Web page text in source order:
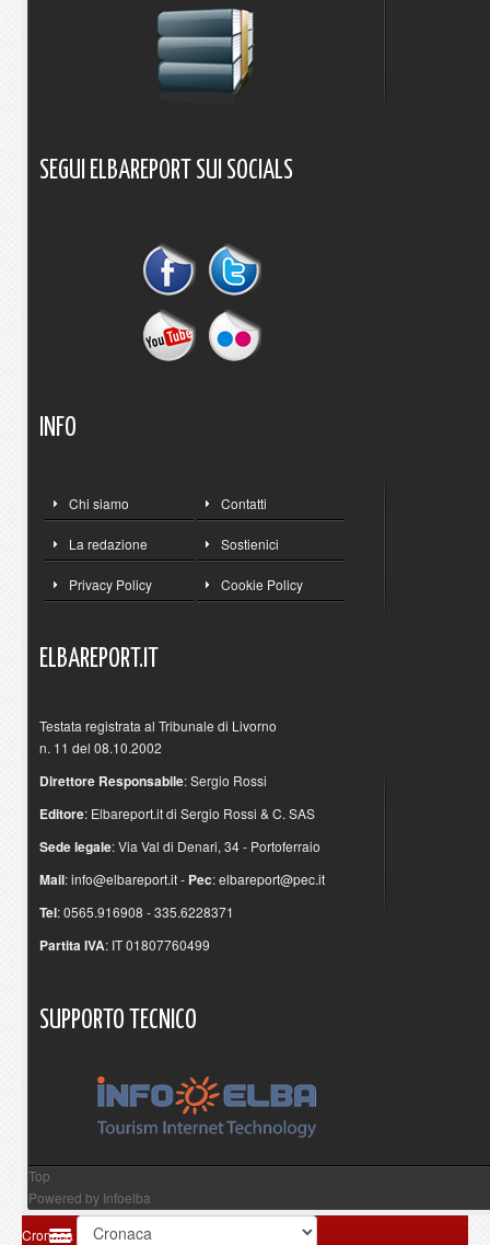
SEGUI ELBAREPORT SUI SOCIALS
INFO
Chi siamo Contatti
La redazione Sostienici
Privacy Policy Cookie Policy
ELBAREPORT.IT
Testata registrata al Tribunale di Livorno
n. 11 del 08.10.2002
Direttore Responsabile: Sergio Rossi
Editore: Elbareport.it di Sergio Rossi & C. SAS
Sede legale: Via Val di Denari, 34 - Portoferraio
Mail:info@elbareport.it- Pec:elbareport@pec.it
Tel: 0565.916908 - 335.6228371
Partita IVA: IT 01807760499
SUPPORTO TECNICO
Top
Powered by Infoelba
Cronaca